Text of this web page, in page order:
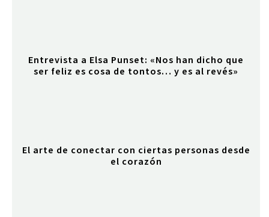
Entrevista a Elsa Punset: «Nos han dicho que
ser feliz es cosa de tontos… y es al revés»
El arte de conectar con ciertas personas desde
el corazón